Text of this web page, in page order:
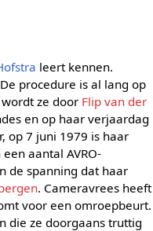
leert kennen.
procedure is al lang op
ze door Flip van der
en op haar verjaardag
op 7 juni 1979 is haar
aantal AVRO-
de spanning dat haar
. Cameravrees heeft
voor een omroepbeurt.
die ze doorgaans truttig